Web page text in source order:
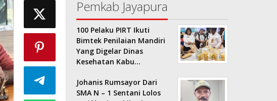
Pemkab Jayapura
100 Pelaku PIRT Ikuti
Bimtek Penilaian Mandiri
Yang Digelar Dinas
Kesehatan Kabu…
Johanis Rumsayor Dari
SMA N – 1 Sentani Lolos